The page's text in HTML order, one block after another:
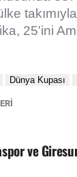
25'ini
ve